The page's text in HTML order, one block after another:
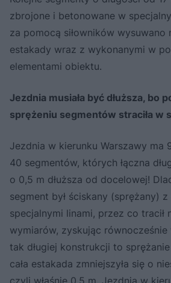
zbrojone i betonowane w
za pomocą siłowników wysuwano
estakady wraz z wykonanymi w
elementami obiektu.
Jezdnia musiała być dłuższa, bo
sprężeniu segmentów straciła w
Jezdnia w kierunku Warszawy ma
40 segmentów, których łączna
o 0,5 m dłuższa od docelowej!
segment był ściskany (sprężany) z
specjalnymi linami, przez co tracił
wymiarów, zyskując równocześnie
tak długiej konstrukcji to
cała estakada zmniejszyła się o
czyli właśnie 0,5 m. Jezdnia w